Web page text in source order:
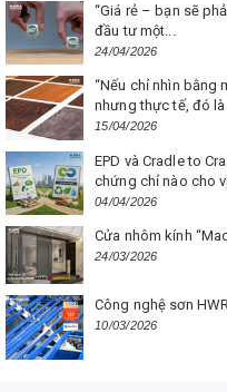
“Giá rẻ – bạn sẽ
đầu tư một...
24/04/2026
“Nếu chỉ nhìn bằng
nhưng thực tế, đó là
15/04/2026
EPD và Cradle to
chứng chỉ nào cho
04/04/2026
Cửa nhôm kính
24/03/2026
Công nghệ sơn
10/03/2026